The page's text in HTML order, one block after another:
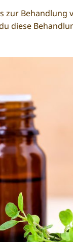
zur Behandlung
diese